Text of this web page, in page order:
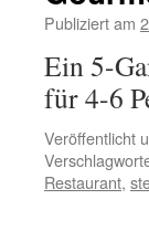
Publiziert am
Ein 5-
für 4-6
Veröffentlicht
Restaurant,